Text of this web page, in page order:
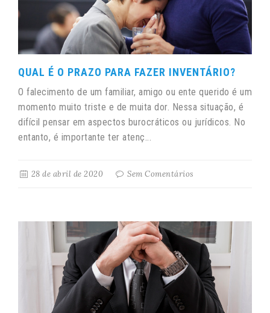
QUAL É O PRAZO PARA FAZER INVENTÁRIO?
O falecimento de um familiar, amigo ou ente querido é um
momento muito triste e de muita dor. Nessa situação, é
difícil pensar em aspectos burocráticos ou jurídicos. No
entanto, é importante ter atenç...
28 de abril de 2020 Sem Comentários